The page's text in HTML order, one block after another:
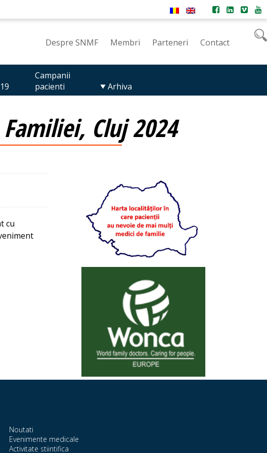
Despre SNMF Membri Parteneri Contact
Campanii
pacienti
Arhiva
Cluj 2024
cu
Noutati
Evenimente medicale
Activitate stiintifica